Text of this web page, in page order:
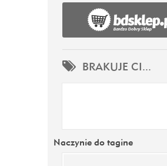
BRAKUJE CI...
Naczynie do tagine